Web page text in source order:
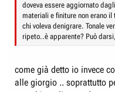
doveva essere aggiornato
materiali e finiture non erano
chi voleva denigrare. Tonale
ripeto..è apparente? Può
come già detto io invece
alle giorgio .. soprattutto